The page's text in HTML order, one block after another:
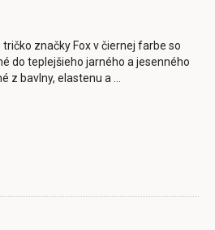
značky Fox v čiernej farbe so
do teplejšieho jarného a jesenného
z bavlny, elastenu a ...